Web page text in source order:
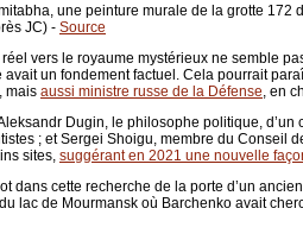
une peinture murale de la grotte 172
JC) - Source
réel vers le royaume mystérieux ne semble
avait un fondement factuel. Cela pourrait
mais aussi ministre russe de la Défense, en
Dugin, le philosophe politique, d’un
; et Sergei Shoigu, membre du Conseil
sites, suggérant en 2021 une nouvelle
dans cette recherche de la porte d’un
lac de Mourmansk où Barchenko avait